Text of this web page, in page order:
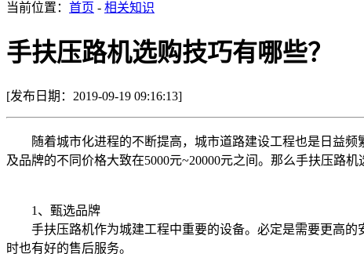
当前位置： 首页 - 相关知识
手扶压路机选购技巧有哪些？
[发布日期：2019-09-19 09:16:13]
随着城市化进程的不断提高，城市道路建设工程也是日益频
及品牌的不同价格大致在5000元~20000元之间。那么手扶压路机
1、甄选品牌
手扶压路机作为城建工程中重要的设备。必定是需要更高的
时也有好的售后服务。